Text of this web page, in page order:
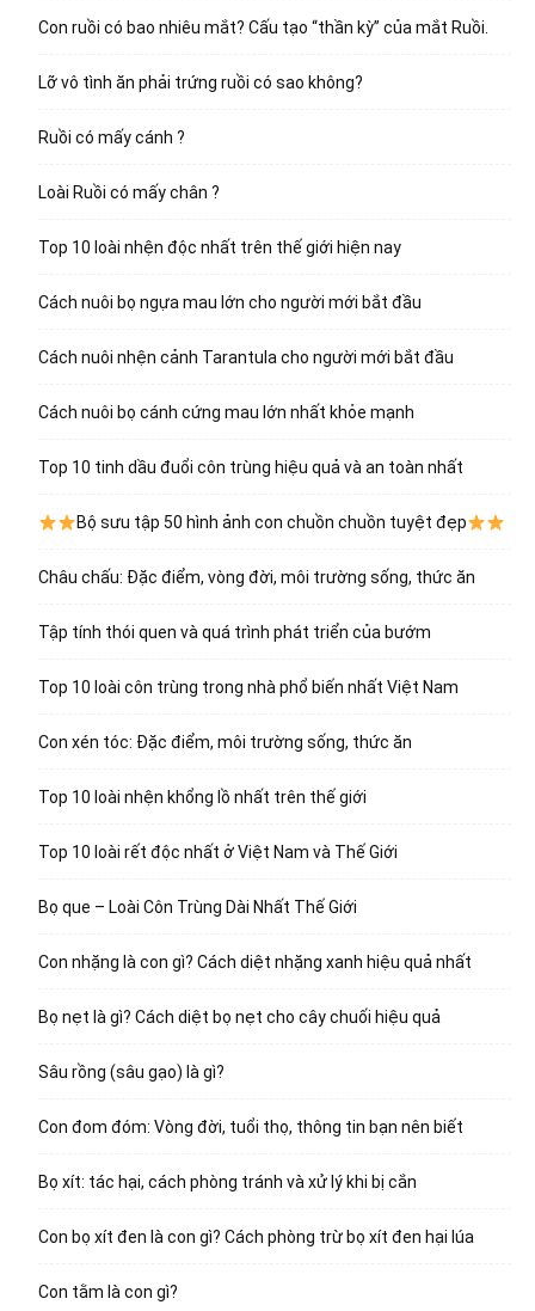
Con ruồi có bao nhiêu mắt? Cấu tạo “thần kỳ” của mắt Ruồi.
Lỡ vô tình ăn phải trứng ruồi có sao không?
Ruồi có mấy cánh ?
Loài Ruồi có mấy chân ?
Top 10 loài nhện độc nhất trên thế giới hiện nay
Cách nuôi bọ ngựa mau lớn cho người mới bắt đầu
Cách nuôi nhện cảnh Tarantula cho người mới bắt đầu
Cách nuôi bọ cánh cứng mau lớn nhất khỏe mạnh
Top 10 tinh dầu đuổi côn trùng hiệu quả và an toàn nhất
Bộ sưu tập 50 hình ảnh con chuồn chuồn tuyệt đẹp
Châu chấu: Đặc điểm, vòng đời, môi trường sống, thức ăn
Tập tính thói quen và quá trình phát triển của bướm
Top 10 loài côn trùng trong nhà phổ biến nhất Việt Nam
Con xén tóc: Đặc điểm, môi trường sống, thức ăn
Top 10 loài nhện khổng lồ nhất trên thế giới
Top 10 loài rết độc nhất ở Việt Nam và Thế Giới
Bọ que – Loài Côn Trùng Dài Nhất Thế Giới
Con nhặng là con gì? Cách diệt nhặng xanh hiệu quả nhất
Bọ nẹt là gì? Cách diệt bọ nẹt cho cây chuối hiệu quả
Sâu rồng (sâu gạo) là gì?
Con đom đóm: Vòng đời, tuổi thọ, thông tin bạn nên biết
Bọ xít: tác hại, cách phòng tránh và xử lý khi bị cắn
Con bọ xít đen là con gì? Cách phòng trừ bọ xít đen hại lúa
Con tằm là con gì?